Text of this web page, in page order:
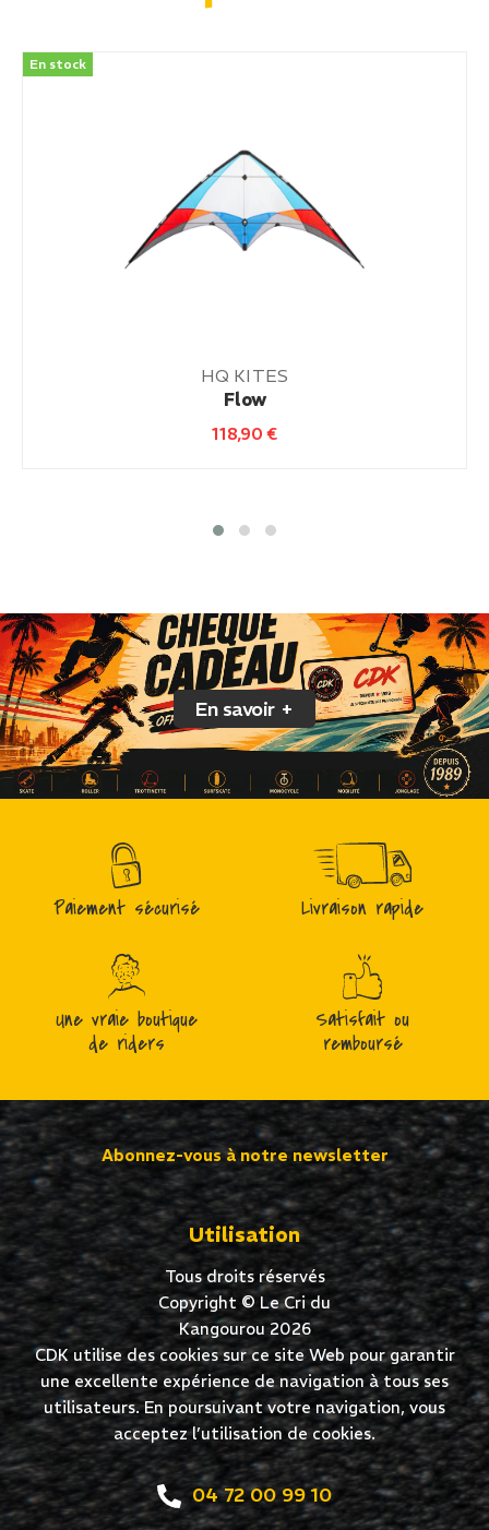
En stock
HQ KITES
Flow
118,90€
En savoir +
Paiement sécurisé Livraison rapide
Une vraie boutique
de riders
Satisfait ou
remboursé
Abonnez-vous à notre newsletter
Utilisation
Tous droits réservés
Copyright © Le Cri du
Kangourou 2026
CDK utilise des cookies sur ce site Web pour garantir
une excellente expérience de navigation à tous ses
utilisateurs. En poursuivant votre navigation, vous
acceptez l’utilisation de cookies.
04 72 00 99 10